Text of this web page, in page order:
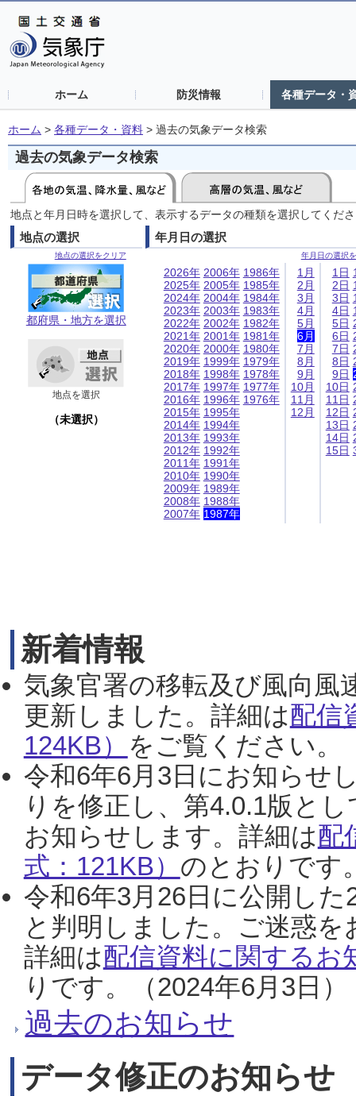
ホーム 防災情報 各種データ・
ホーム > 各種データ・資料 > 過去の気象データ検索
過去の気象データ検索
地点と年月日時を選択して、表示するデータの種類を選択してくだ
地点の選択
地点の選択をクリア
都府県・地方を選択
地点を選択
（未選択）
年月日の選択
年月日の選択
2026年
2025年
2024年
2023年
2022年
2021年
2020年
2019年
2018年
2017年
2016年
2015年
2014年
2013年
2012年
2011年
2010年
2009年
2008年
2007年
2006年
2005年
2004年
2003年
2002年
2001年
2000年
1999年
1998年
1997年
1996年
1995年
1994年
1993年
1992年
1991年
1990年
1989年
1988年
1987年
1986年
1985年
1984年
1983年
1982年
1981年
1980年
1979年
1978年
1977年
1976年
1月
2月
3月
4月
5月
6月
7月
8月
9月
10月
11月
12月
1日
2日
3日
4日
5日
6日
7日
8日
9日
10日
11日
12日
13日
14日
15日
新着情報
気象官署の移転及び風向風
更新しました。詳細は配信
124KB） をご覧ください。
令和6年6月3日にお知らせ
りを修正し、第4.0.1版と
お知らせします。詳細は配
式：121KB） のとおりです
令和6年3月26日に公開し
と判明しました。ご迷惑
詳細は配信資料に関するお
りです。（2024年6月3日）
過去のお知らせ
データ修正のお知らせ